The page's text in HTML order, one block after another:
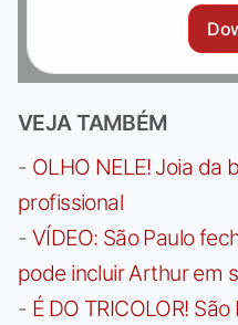
VEJA TAMBÉM
- OLHO NELE! Joia da
profissional
- VÍDEO: São Paulo
pode incluir Arthur em
- É DO TRICOLOR!